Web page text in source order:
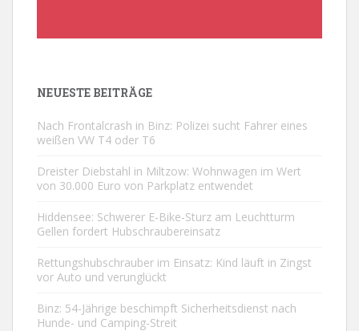
NEUESTE BEITRÄGE
Nach Frontalcrash in Binz: Polizei sucht Fahrer eines
weißen VW T4 oder T6
Dreister Diebstahl in Miltzow: Wohnwagen im Wert
von 30.000 Euro von Parkplatz entwendet
Hiddensee: Schwerer E-Bike-Sturz am Leuchtturm
Gellen fordert Hubschraubereinsatz
Rettungshubschrauber im Einsatz: Kind läuft in Zingst
vor Auto und verunglückt
Binz: 54-Jährige beschimpft Sicherheitsdienst nach
Hunde- und Camping-Streit